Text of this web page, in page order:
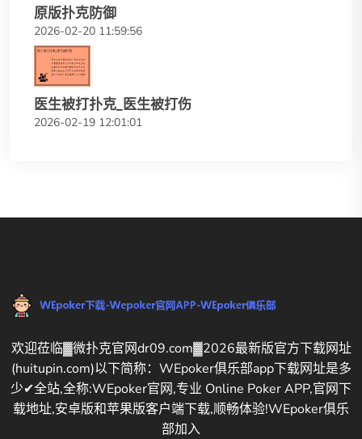
原版扑克防御
2026-02-20 11:59:56
医生被打扑克_医生被打伤
2026-02-19 12:01:01
欢迎莅临▓微扑克官网dr09.com▓2026最新版官方下载网址
(huitupin.com)以下简称：WEpoker俱乐部app下载网址是多
少✔全站,全称:WEpoker官网,专业 Online Poker APP,官网下
载地址,安卓版和苹果版客户端下载,顺畅体验!WEpoker俱乐
部加入